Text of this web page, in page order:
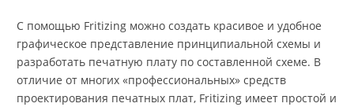
С помощью Fritizing можно создать красивое и удобное
графическое представление принципиальной схемы и
разработать печатную плату по составленной схеме. В
отличие от многих «профессиональных» средств
проектирования печатных плат, Fritizing имеет простой и